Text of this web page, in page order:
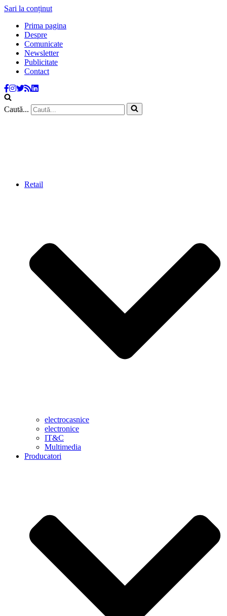
Sari la conținut
Prima pagina
Despre
Comunicate
Newsletter
Publicitate
Contact
Caută...
Retail
electrocasnice
electronice
IT&C
Multimedia
Producatori